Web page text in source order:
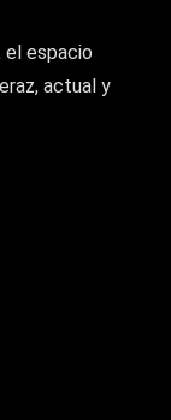
el espacio
actual y